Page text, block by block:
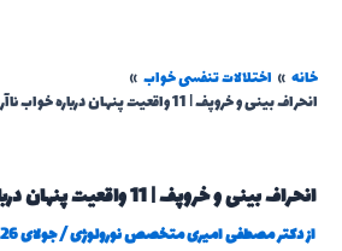
خانه
اختلالات تنفسی خواب
انحراف بینی و خروپف | 11 واقعیت پنهان درباره خواب ناآرام شما!
انحراف بینی و خروپف | 11 واقعیت پنهان درباره خواب ناآرام شما!
ازدکتر مصطفی امیری متخصص نورولوژی/جولای 26, 2025